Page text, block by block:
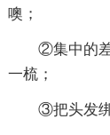
噢；
②集中的
一梳；
③把头发